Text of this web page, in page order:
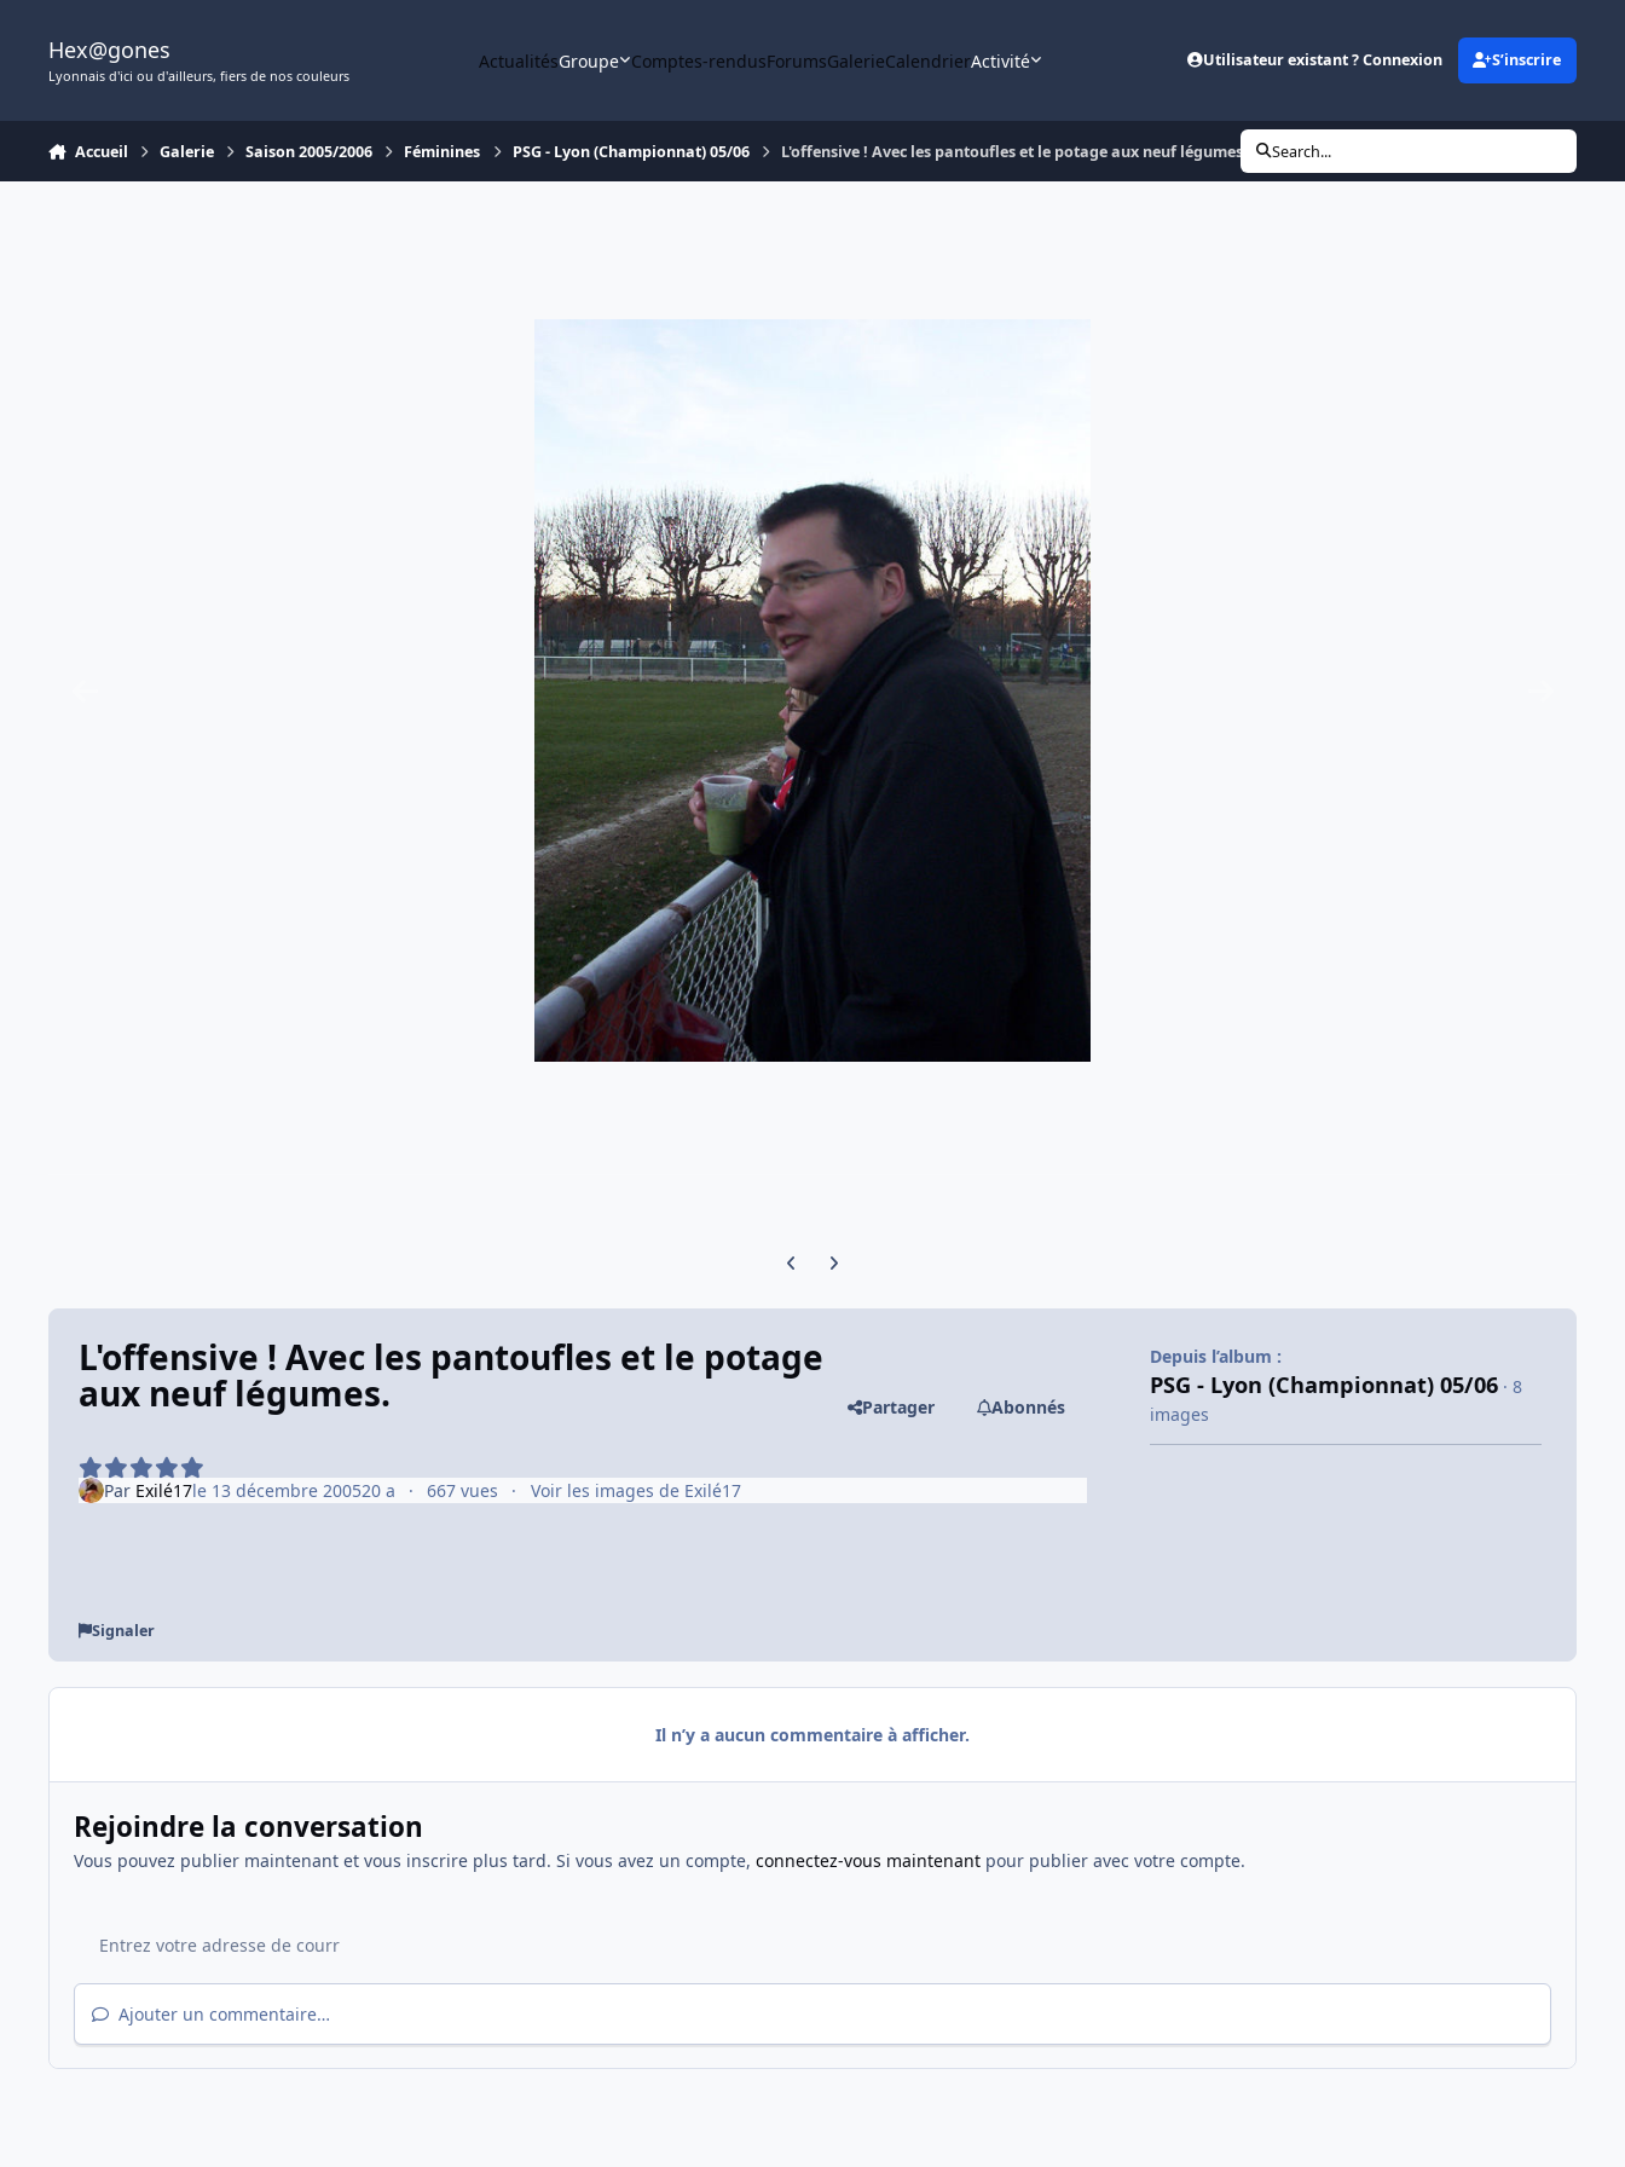
Hex@gones
Lyonnais d'ici ou d'ailleurs, fiers de nos couleurs
ActualitésGroupe Comptes-rendusForumsGalerieCalendrierActivité Utilisateur existant ? Connexion S’inscrire
Accueil Galerie Saison 2005/2006 Féminines PSG - Lyon (Championnat) 05/06 L'offensive ! Avec les pantoufles et le potage aux neuf légumes. Search...
Previous carousel slide
Next carousel slide
L'offensive ! Avec les pantoufles et le potage
aux neuf légumes. Partager Abonnés
Par Exilé17le 13 décembre 200520 a 667 vues Voir les images de Exilé17
Signaler
Depuis l’album :
PSG - Lyon (Championnat) 05/06 · 8
images
Il n’y a aucun commentaire à afficher.
Rejoindre la conversation
Vous pouvez publier maintenant et vous inscrire plus tard. Si vous avez un compte, connectez-vous maintenantpour publier avec votre compte.
Ajouter un commentaire…